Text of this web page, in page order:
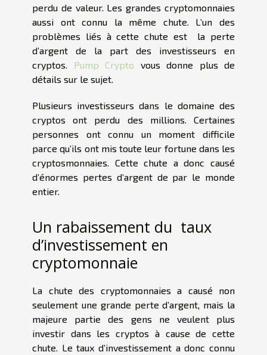
perdu de valeur. Les grandes cryptomonnaies
aussi ont connu la même chute. L’un des
problèmes liés à cette chute est la perte
d’argent de la part des investisseurs en
cryptos. Pump Crypto vous donne plus de
détails sur le sujet.
Plusieurs investisseurs dans le domaine des
cryptos ont perdu des millions. Certaines
personnes ont connu un moment difficile
parce qu’ils ont mis toute leur fortune dans les
cryptosmonnaies. Cette chute a donc causé
d’énormes pertes d’argent de par le monde
entier.
Un rabaissement du taux
d’investissement en
cryptomonnaie
La chute des cryptomonnaies a causé non
seulement une grande perte d’argent, mais la
majeure partie des gens ne veulent plus
investir dans les cryptos à cause de cette
chute. Le taux d’investissement a donc connu